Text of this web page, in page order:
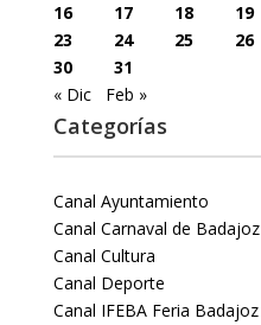
16
17 18 19
23
24 25 26
30
31
« Dic
Feb »
Categorías
Canal Ayuntamiento
Canal Carnaval de Badajoz
Canal Cultura
Canal Deporte
Canal IFEBA Feria Badajoz